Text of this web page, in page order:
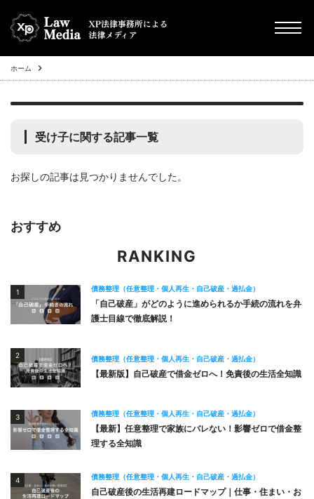
債務整理（任意整理・個人再生・自己破産・過払金）
ホーム
受け子に関する記事一覧
お探しの記事は見つかりませんでした。
おすすめ
RANKING
1 債務整理（任意整理・個人再生・自己破産・過払金）
「自己破産」がどのように進められるか手続の流れを弁
護士目線で徹底解説！
2 債務整理（任意整理・個人再生・自己破産・過払金）
【最新版】自己破産で借金ゼロへ！免責後の生活全知識
3 債務整理（任意整理・個人再生・自己破産・過払金）
【最新】任意整理で家族にバレない！影響ゼロで借金整
理する全知識
4 債務整理（任意整理・個人再生・自己破産・過払金）
自己破産後の生活再建ロードマップ｜仕事・住まい・お